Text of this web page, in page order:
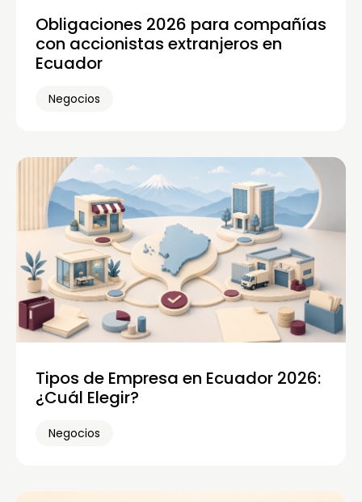
Obligaciones 2026 para compañías
con accionistas extranjeros en
Ecuador
Negocios
Tipos de Empresa en Ecuador 2026:
¿Cuál Elegir?
Negocios